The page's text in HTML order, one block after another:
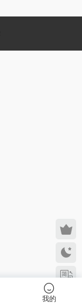
我的